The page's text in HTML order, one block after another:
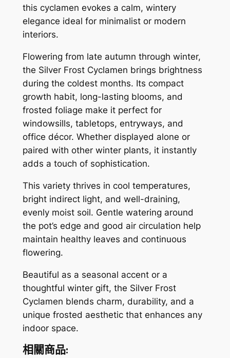
this cyclamen evokes a calm, wintery
elegance ideal for minimalist or modern
interiors.
Flowering from late autumn through winter,
the Silver Frost Cyclamen brings brightness
during the coldest months. Its compact
growth habit, long-lasting blooms, and
frosted foliage make it perfect for
windowsills, tabletops, entryways, and
office décor. Whether displayed alone or
paired with other winter plants, it instantly
adds a touch of sophistication.
This variety thrives in cool temperatures,
bright indirect light, and well-draining,
evenly moist soil. Gentle watering around
the pot’s edge and good air circulation help
maintain healthy leaves and continuous
flowering.
Beautiful as a seasonal accent or a
thoughtful winter gift, the Silver Frost
Cyclamen blends charm, durability, and a
unique frosted aesthetic that enhances any
indoor space.
相關商品: